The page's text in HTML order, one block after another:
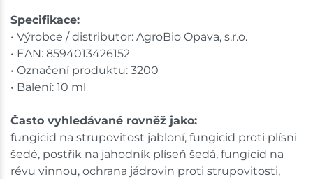
Specifikace:
• Výrobce / distributor: AgroBio Opava, s.r.o.
• EAN: 8594013426152
• Označení produktu: 3200
• Balení: 10 ml
Často vyhledávané rovněž jako:
fungicid na strupovitost jabloní, fungicid proti plísni
šedé, postřik na jahodník plíseň šedá, fungicid na
révu vinnou, ochrana jádrovin proti strupovitosti,